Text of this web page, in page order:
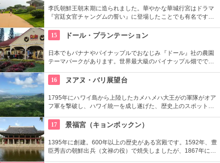
李氏朝鮮王朝末期に造られました。華やかな華城行宮はドラマ
『宮廷女官チャングムの誓い』に登場したことでも有名です。
らいかけて歩いて回ることもできますが、専用の列車で回るこ
ともできます。
15 ドール・プランテーション
日本でもバナナやパイナップルでおなじみ『ドール』社の農園
テーマパークがあります。世界最大級のパイナップル畑ででき
めるアトラクションがあります。カワイイお土産もいっぱい。
16 ヌアヌ・バリ展望台
1795年にハワイ島から上陸したカメハメハ大王がの軍隊がオア
フ軍を撃破し、ハワイ統一を成し遂げた、歴史上のスポットで
から広がる絶景は感動モノ。海から吹く風は強烈です。
17 景福宮（キョンボックン）
1395年に創建。600年以上の歴史がある宮殿です。1592年、豊
臣秀吉の朝鮮出兵（文禄の役）で焼失しましたが、1867年に再